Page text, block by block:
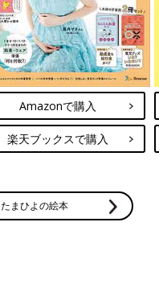
Amazonで購入
楽天ブックスで購入
たまひよの絵本